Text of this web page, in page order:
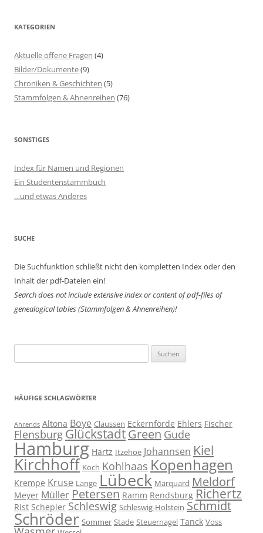
KATEGORIEN
Aktuelle offene Fragen (4)
Bilder/Dokumente(9)
Chroniken & Geschichten (5)
Stammfolgen & Ahnenreihen (76)
SONSTIGES
Index für Namen und Regionen
Ein Studentenstammbuch
…und etwas Anderes
SUCHE
Die Suchfunktion schließt nicht den kompletten Index oder den
Inhalt der pdf-Dateien ein!
Search does not include extensive index or content ofpdf-files of
genealogical tables (Stammfolgen & Ahnenreihen)!
nach:
HÄUFIGE SCHLAGWÖRTER
Ahrends Altona Boye Claussen Eckernförde Ehlers Fischer
Flensburg GlückstadtGreen Gude
Hamburg Hartz Itzehoe Johannsen Kiel
Kirchhoff Koch Kohlhaas Kopenhagen
Krempe Kruse Lange Lübeck Marquard Meldorf
Meyer Müller Petersen Ramm Rendsburg Richertz
Rist Schepler Schleswig Schleswig-Holstein Schmidt
Schröder Sommer Stade Steuernagel Tanck Voss